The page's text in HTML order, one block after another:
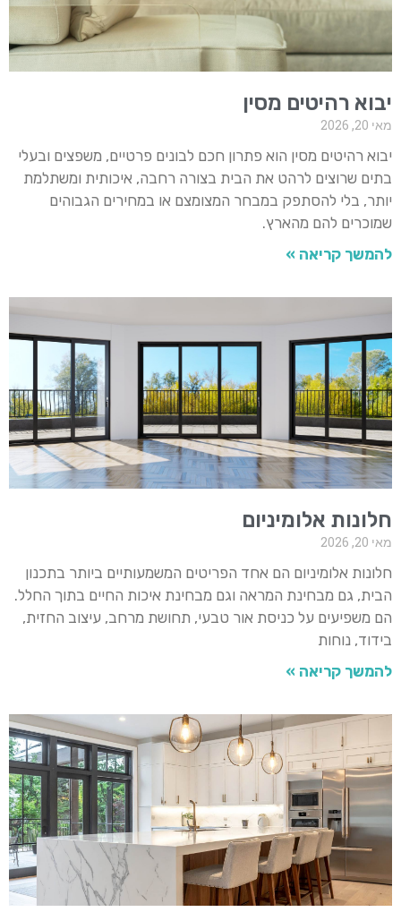
יבוא רהיטים מסין
מאי 20, 2026
יבוא רהיטים מסין הוא פתרון חכם לבונים פרטיים, משפצים ובעלי
בתים שרוצים לרהט את הבית בצורה רחבה, איכותית ומשתלמת
יותר, בלי להסתפק במבחר המצומצם או במחירים הגבוהים
שמוכרים להם מהארץ.
להמשך קריאה »
חלונות אלומיניום
מאי 20, 2026
חלונות אלומיניום הם אחד הפריטים המשמעותיים ביותר בתכנון
הבית, גם מבחינת המראה וגם מבחינת איכות החיים בתוך החלל.
הם משפיעים על כניסת אור טבעי, תחושת מרחב, עיצוב החזית,
בידוד, נוחות
להמשך קריאה »